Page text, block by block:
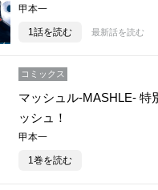
甲本一
1話を読む 最新話を読む
コミックス
マッシュル-MASHLE- 特
ッシュ！
甲本一
1巻を読む